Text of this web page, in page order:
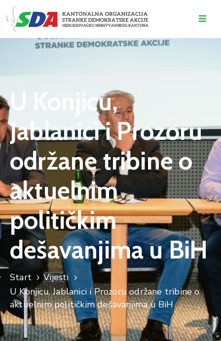
VIJESTI
KONTAKT
U Konjicu,
Jablanici i Prozoru
održane tribine o
aktuelnim
političkim
dešavanjima u BiH
Start
Vijesti
U Konjicu, Jablanici i Prozoru održane tribine o
aktuelnim političkim dešavanjima u BiH